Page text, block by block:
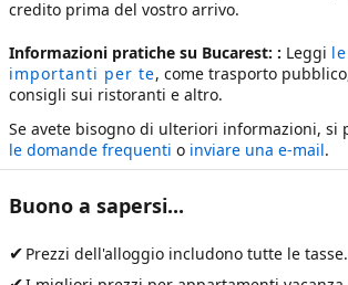
credito prima del vostro arrivo.
Informazioni pratiche su Bucarest: : Leggi
importanti per te, come trasporto
consigli sui ristoranti e altro.
Se avete bisogno di ulteriori informazioni, si
le domande frequenti o inviare una e-mail.
Buono a sapersi...
✔ Prezzi dell'alloggio includono tutte le tasse.